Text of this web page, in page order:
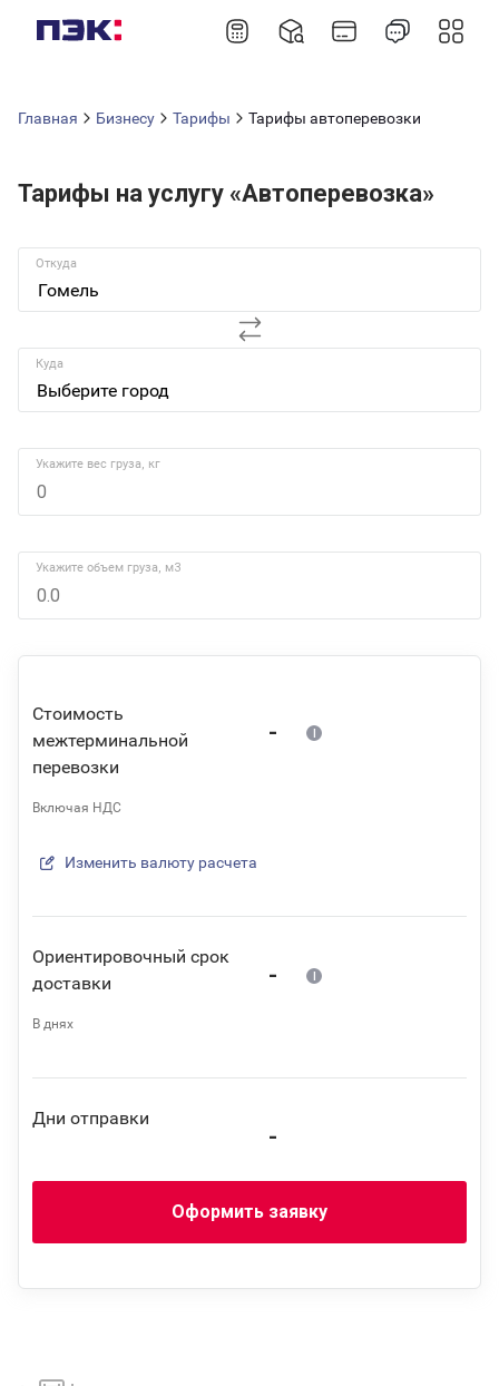
Главная Бизнесу Тарифы Тарифы автоперевозки
Тарифы на услугу «Автоперевозка»
Откуда
Гомель
Куда
Укажите вес груза, кг
Укажите объем груза, м3
Стоимость
межтерминальной
перевозки
Включая НДС
-
Изменить валюту расчета
Ориентировочный срок
доставки
В днях
-
Дни отправки
-
Оформить заявку